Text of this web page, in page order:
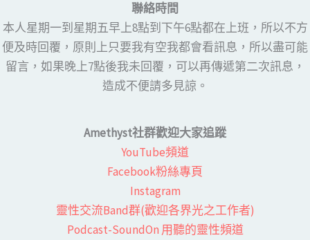
聯絡時間
本人星期一到星期五早上8點到下午6點都在上班，所以不方
便及時回覆，原則上只要我有空我都會看訊息，所以盡可能
留言，如果晚上7點後我未回覆，可以再傳遞第二次訊息，
造成不便請多見諒。
Amethyst社群歡迎大家追蹤
YouTube頻道
Facebook粉絲專頁​
Instagram
靈性交流Band群(歡迎各界光之工作者)​
Podcast-SoundOn 用聽的靈性頻道